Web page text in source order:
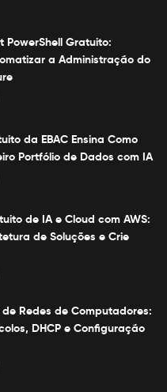
PowerShell Gratuito:
a Administração do
da EBAC Ensina Como
Portfólio de Dados com IA
de IA e Cloud com AWS:
de Soluções e Crie
Redes de Computadores:
DHCP e Configuração